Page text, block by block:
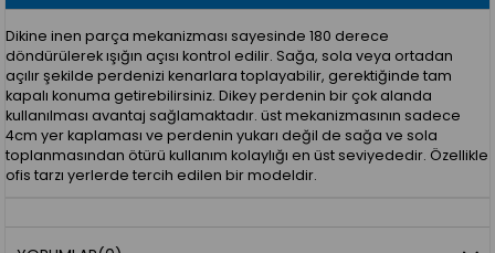
Dikine inen parça mekanizması sayesinde 180 derece
döndürülerek ışığın açısı kontrol edilir. Sağa, sola veya ortadan
açılır şekilde perdenizi kenarlara toplayabilir, gerektiğinde tam
kapalı konuma getirebilirsiniz. Dikey perdenin bir çok alanda
kullanılması avantaj sağlamaktadır. üst mekanizmasının sadece
4cm yer kaplaması ve perdenin yukarı değil de sağa ve sola
toplanmasından ötürü kullanım kolaylığı en üst seviyededir. Özellikle
ofis tarzı yerlerde tercih edilen bir modeldir.